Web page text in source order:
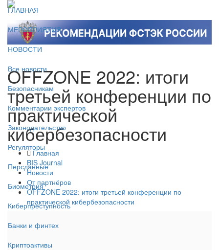
ГЛАВНАЯ
МЕРОПРИЯТИЯ
НОВОСТИ
Все новости
Безопасникам
Комментарии экспертов
Законодательство
Регуляторы
Персданные
Биометрия
Киберпреступность
Банки и финтех
Криптоактивы
OFFZONE 2022: итоги
третьей конференции по
практической
кибербезопасности
Главная
BIS Journal
Новости
От партнёров
OFFZONE 2022: итоги третьей конференции по
практической кибербезопасности